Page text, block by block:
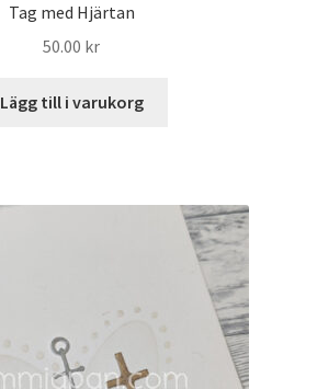
Tag med Hjärtan
50.00 kr
Lägg till i varukorg